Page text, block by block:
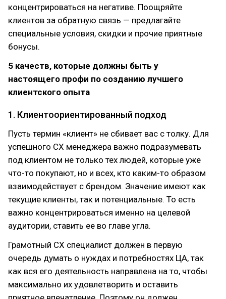
концентрироваться на негативе. Поощряйте
клиентов за обратную связь — предлагайте
специальные условия, скидки и прочие приятные
бонусы.
5 качеств, которые должны быть у
настоящего профи по созданию лучшего
клиентского опыта
1. Клиентоориентированный подход
Пусть термин «клиент» не сбивает вас с толку. Для
успешного CX менеджера важно подразумевать
под клиентом не только тех людей, которые уже
что-то покупают, но и всех, кто каким-то образом
взаимодействует с брендом. Значение имеют как
текущие клиенты, так и потенциальные. То есть
важно концентрироваться именно на целевой
аудитории, ставить ее во главе угла.
Грамотный CX специалист должен в первую
очередь думать о нуждах и потребностях ЦА, так
как вся его деятельность направлена на то, чтобы
максимально их удовлетворить и оставить